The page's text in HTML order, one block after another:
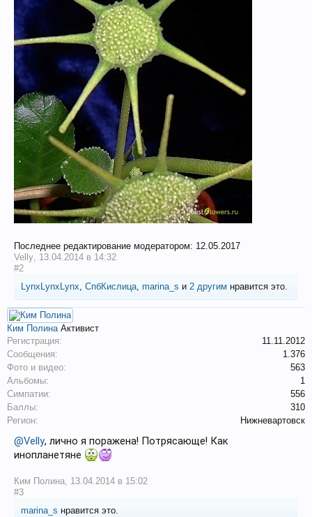
Последнее редактирование модератором: 12.05.2017
Velly, 13.04.2014 в 14:32
#2
LynxLynxLynx, СпбКислица, marina_s и 2 другим нравится это.
Ким Полина Активист
Регистрация:
11.11.2012
Сообщения:
1.376
Фото и видео:
563
Альбомы:
1
Симпатии:
556
Баллы:
310
Регион:
Нижневартовск
@Velly, лично я поражена! Потрясающе! Как
инопланетяне
Ким Полина, 13.04.2014 в 15:02
#3
marina_s нравится это.